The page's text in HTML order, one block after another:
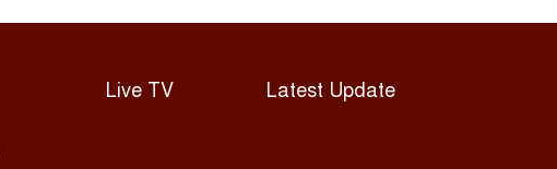
জামালপুরে ডিপ্লোমা
প্রতিষ্ঠাবার্ষিকী উদযাপন
Live TV Latest Update